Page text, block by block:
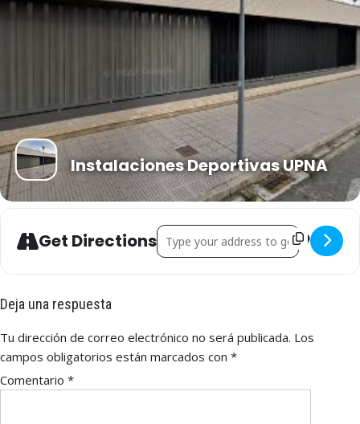
Instalaciones Deportivas UPNA
Get DirectionsAddress - La Única R.T. - UNI. Bilbao
Deja una respuesta
Tu dirección de correo electrónico no será publicada. Los
campos obligatorios están marcados con *
Comentario *